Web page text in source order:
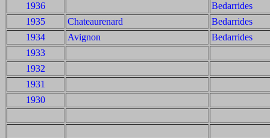
1936
Bedarrides
1935
Chateaurenard
Bedarrides
1934
Avignon
Bedarrides
1933
1932
1931
1930